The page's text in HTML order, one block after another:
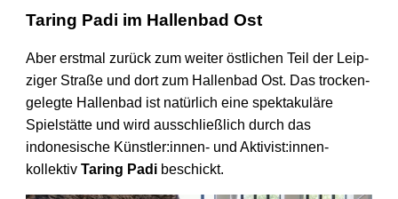
Taring Padi im Hallenbad Ost
Aber erstmal zurück zum weiter öst­lichen Teil der Leip­
ziger Straße und dort zum Hallen­bad Ost. Das trocken­
gelegte Hallen­bad ist natürlich eine spektakuläre
Spiel­stätte und wird ausschließ­lich durch das
indonesische Künstler:­innen- und Aktivist:­innen­
kollektiv Taring Padibeschickt.